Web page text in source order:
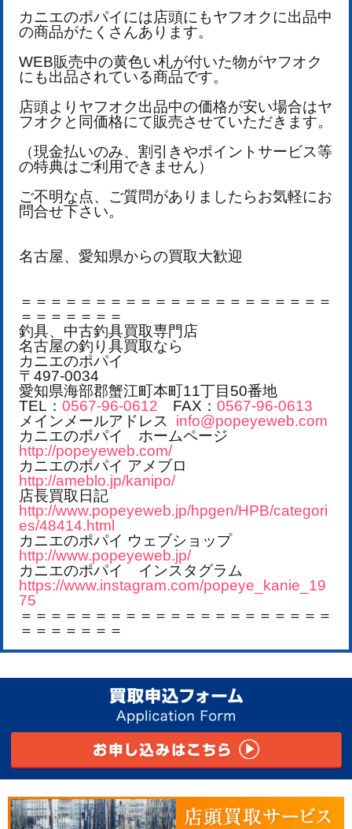
カニエのポパイには店頭にもヤフオクに出品中
の商品がたくさんあります。
WEB販売中の黄色い札が付いた物がヤフオク
にも出品されている商品です。
店頭よりヤフオク出品中の価格が安い場合はヤ
フオクと同価格にて販売させていただきます。
（現金払いのみ、割引きやポイントサービス等
の特典はご利用できません）
ご不明な点、ご質問がありましたらお気軽にお
問合せ下さい。
名古屋、愛知県からの買取大歓迎
＝＝＝＝＝＝＝＝＝＝＝＝＝＝＝＝＝＝＝＝＝
＝＝＝＝＝＝＝
釣具、中古釣具買取専門店
名古屋の釣り具買取なら
カニエのポパイ
〒497-0034
愛知県海部郡蟹江町本町11丁目50番地
TEL： 0567-96-0612 FAX： 0567-96-0613
メインメールアドレス
info@popeyeweb.com
カニエのポパイ ホームページ
http://popeyeweb.com/
カニエのポパイ アメブロ
http://ameblo.jp/kanipo/
店長買取日記
http://www.popeyeweb.jp/hpgen/HPB/categori
es/48414.html
カニエのポパイ ウェブショップ
http://www.popeyeweb.jp/
カニエのポパイ インスタグラム
https://www.instagram.com/popeye_kanie_19
75
＝＝＝＝＝＝＝＝＝＝＝＝＝＝＝＝＝＝＝＝＝
＝＝＝＝＝＝＝